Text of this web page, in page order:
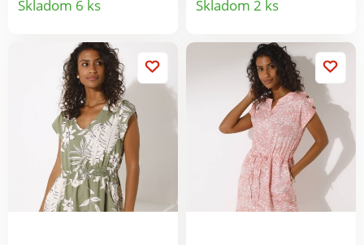
falošnou gombíkovou
prestrih a nariasenie.
Rukávy po lakte s
pružnými koncami.
Zvrchu nariasené
rukávy. Rozšírený strih
sukne. Možno prať v
práčke.
Skladom 6 ks
falošnou gombíkovou
prestrih a nariasenie.
Rukávy po lakte s
pružnými koncami.
Zvrchu nariasené
rukávy. Rozšírený strih
sukne. Možno prať v
práčke.
Skladom 2 ks